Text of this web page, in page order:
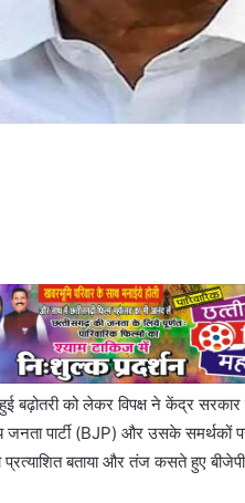
को लेकर विपक्ष ने केंद्र सरकार
पार्टी (BJP) और उसके समर्थकों
बताया और तंज कसते हुए बीजेपी